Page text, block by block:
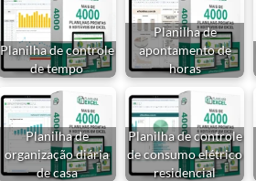
Planilha de controle
de tempo
Planilha de
apontamento de
horas
Planilha de
organização diária
de casa
Planilha de controle
de consumo elétrico
residencial